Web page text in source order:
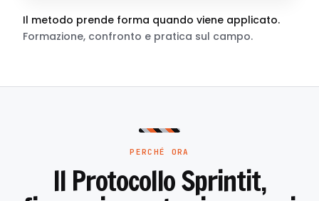
Il metodo prende forma quando viene applicato.
Formazione, confronto e pratica sul campo.
PERCHÉ ORA
Il Protocollo Sprintit,